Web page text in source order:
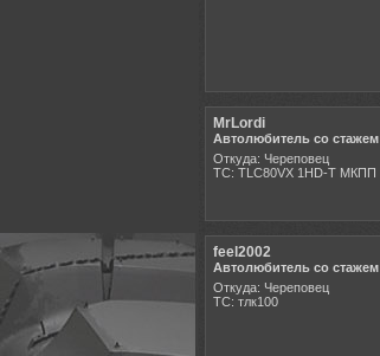
MrLordi
Автолюбитель со стажем
Откуда: Череповец
ТС: TLC80VX 1HD-T МКПП
feel2002
Автолюбитель со стажем
Откуда: Череповец
ТС: тлк100